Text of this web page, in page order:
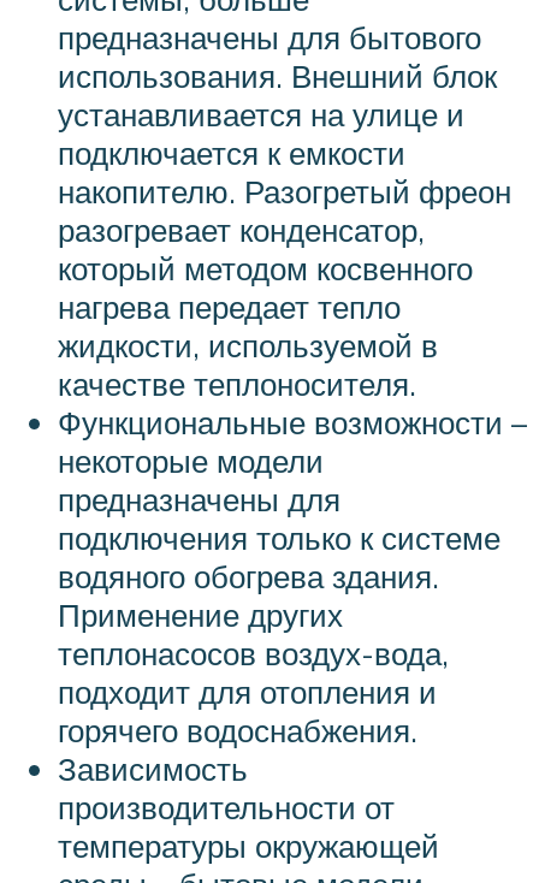
предназначены для бытового
использования. Внешний блок
устанавливается на улице и
подключается к емкости
накопителю. Разогретый фреон
разогревает конденсатор,
который методом косвенного
нагрева передает тепло
жидкости, используемой в
качестве теплоносителя.
Функциональные возможности –
некоторые модели
предназначены для
подключения только к системе
водяного обогрева здания.
Применение других
теплонасосов воздух-вода,
подходит для отопления и
горячего водоснабжения.
Зависимость
производительности от
температуры окружающей